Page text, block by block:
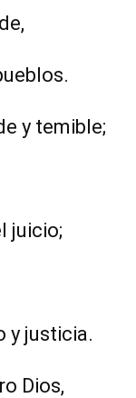
y temible;
juicio;
y justicia.
Dios,